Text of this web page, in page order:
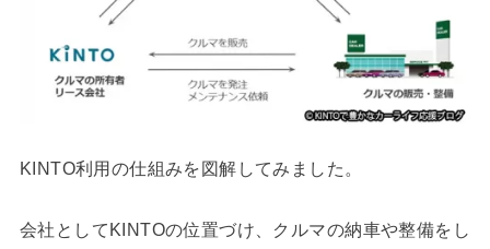
KINTO利用の仕組みを図解してみました。
会社としてKINTOの位置づけ、クルマの納車や整備をし